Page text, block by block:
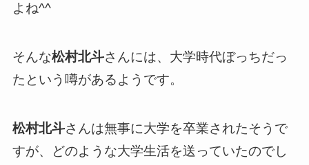
よね^^
そんな松村北斗さんには、大学時代ぼっちだっ
たという噂があるようです。
松村北斗さんは無事に大学を卒業されたそうで
すが、どのような大学生活を送っていたのでし